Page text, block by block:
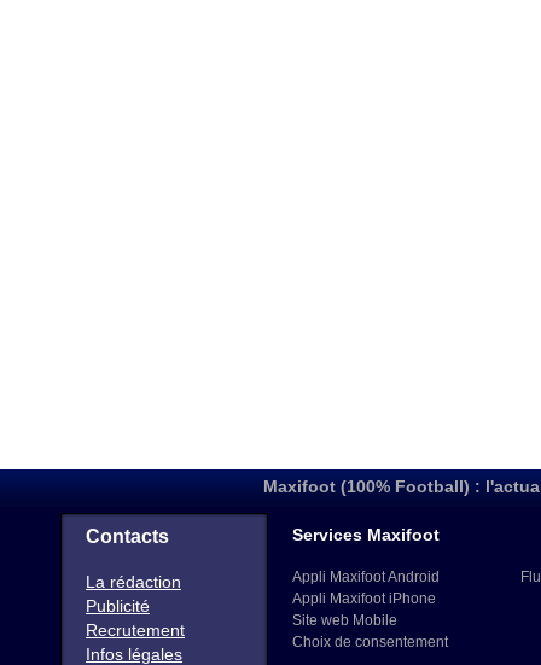
Maxifoot (100% Football) :
Contacts
La rédaction
Publicité
Recrutement
Infos légales
Services Maxifoot
Appli Maxifoot Android
Appli Maxifoot iPhone
Site web Mobile
Choix de consentement